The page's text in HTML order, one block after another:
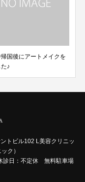
国後にアートメイクを
♪
トビル102 L美容クリニッ
ク）
診日：不定休 無料駐車場